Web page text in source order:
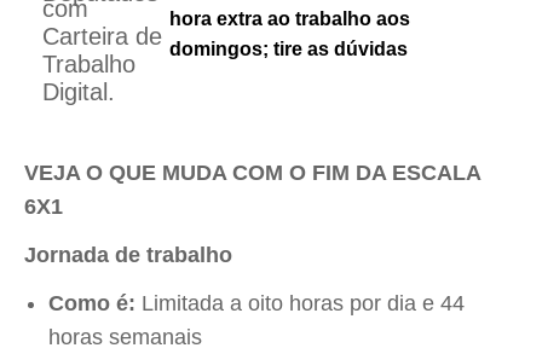
hora extra ao trabalho aos
domingos; tire as dúvidas
VEJA O QUE MUDA COM O FIM DA ESCALA
6X1
Jornada de trabalho
Como é: Limitada a oito horas por dia e 44
horas semanais